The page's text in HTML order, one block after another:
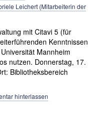
Leichert (Mitarbeiterin der
mit Citavi 5 (für
Kenntnissen
Mannheim
nutzen. Donnerstag, 17.
Bibliotheksbereich
hinterlassen